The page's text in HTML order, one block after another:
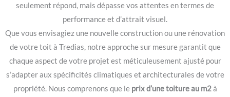
seulement répond, mais dépasse vos attentes en termes de
performance et d’attrait visuel.
Que vous envisagiez une nouvelle construction ou une rénovation
de votre toit à Tredias, notre approche sur mesure garantit que
chaque aspect de votre projet est méticuleusement ajusté pour
s’adapter aux spécificités climatiques et architecturales de votre
propriété. Nous comprenons que le prix d’une toiture au m2à